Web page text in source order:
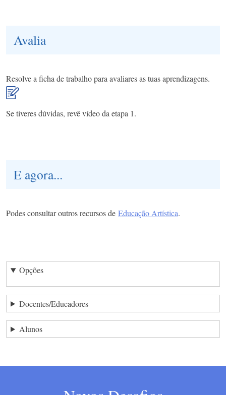
Avalia
Resolve a ficha de trabalho para avaliares as tuas aprendizagens.
Se tiveres dúvidas, revê vídeo da etapa 1.
E agora...
Podes consultar outros recursos de Educação Artística.
Opções
Docentes/Educadores
Alunos